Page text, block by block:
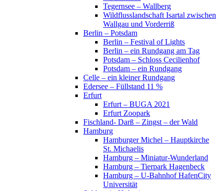
Tegernsee – Wallberg
Wildflusslandschaft Isartal zwischen
Wallgau und Vorderriß
Berlin – Potsdam
Berlin – Festival of Lights
Berlin – ein Rundgang am Tag
Potsdam – Schloss Cecilienhof
Potsdam – ein Rundgang
Celle – ein kleiner Rundgang
Edersee – Füllstand 11 %
Erfurt
Erfurt – BUGA 2021
Erfurt Zoopark
Fischland- Darß – Zingst – der Wald
Hamburg
Hamburger Michel – Hauptkirche
St. Michaelis
Hamburg – Miniatur-Wunderland
Hamburg – Tierpark Hagenbeck
Hamburg – U-Bahnhof HafenCity
Universität